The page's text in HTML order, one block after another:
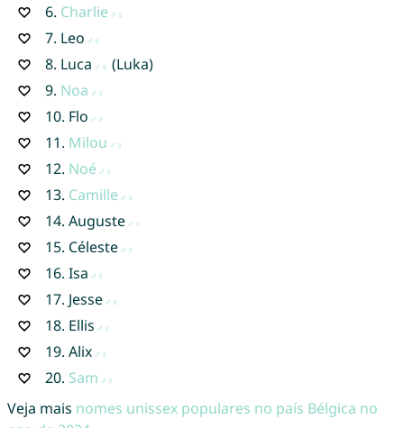
6. Charlie
7. Leo
8. Luca
(Luka)
9. Noa
10. Flo
11. Milou
12. Noé
13. Camille
14. Auguste
15. Céleste
16. Isa
17. Jesse
18. Ellis
19. Alix
20. Sam
Veja mais nomes unissex populares no país Bélgica no